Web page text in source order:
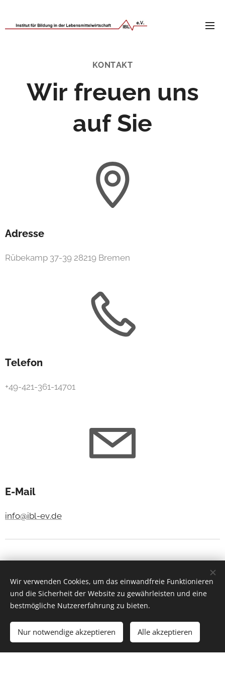
KONTAKT
Wir freuen uns
auf Sie
Adresse
Rübekamp 37-39 28219 Bremen
Telefon
+49-421-361-14701
E-Mail
info@ibl-ev.de
© 2023 Institut für Bildungs in der Lebensmittelwirtschaft e. V.
Unterstützt vonWebnode Cookies
Erstellen Sie Ihre Webseite gratis! Los geht´s
Wir verwenden Cookies, um das einwandfreie Funktionieren
und die Sicherheit der Website zu gewährleisten und eine
bestmögliche Nutzererfahrung zu bieten.
Nur notwendige akzeptieren Alle akzeptieren